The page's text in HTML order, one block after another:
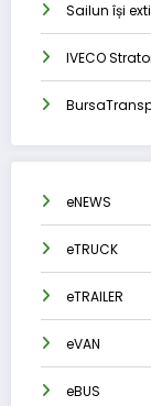
Sailun își
IVECO
eNEWS
eTRUCK
eTRAILER
eVAN
eBUS